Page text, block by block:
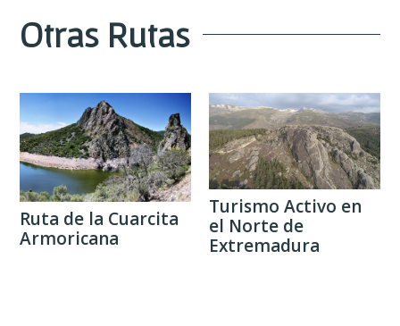
Otras Rutas
Ruta de la Cuarcita
Armoricana
Turismo Activo en
el Norte de
Extremadura